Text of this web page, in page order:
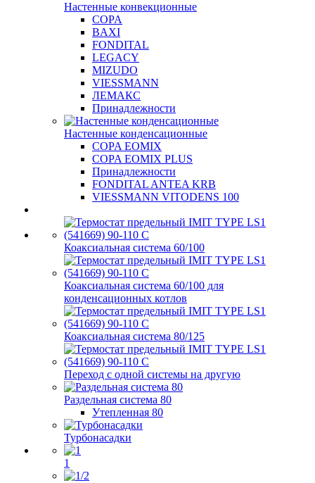
Настенные конвекционные
COPA
BAXI
FONDITAL
LEGACY
MIZUDO
VIESSMANN
ЛЕМАКС
Принадлежности
Настенные конденсационные
COPA EOMIX
COPA EOMIX PLUS
Принадлежности
FONDITAL ANTEA KRB
VIESSMANN VITODENS 100
Коаксиальная система 60/100
Коаксиальная система 60/100 для
конденсационных котлов
Коаксиальная система 80/125
Переход с одной системы на другую
Раздельная система 80
Утепленная 80
Турбонасадки
1